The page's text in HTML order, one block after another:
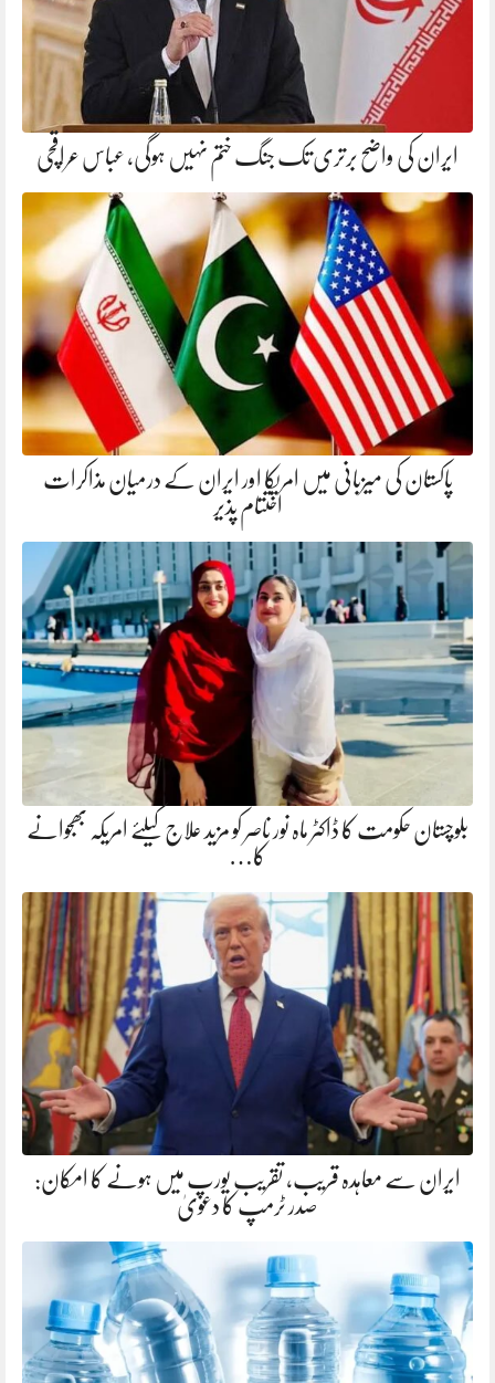
ایران کی واضح برتری تک جنگ ختم نہیں ہوگی، عباس عراقچی
پاکستان کی میزبانی میں امریکا اور ایران کے درمیان مذاکرات
اختتام پذیر
بلوچستان حکومت کا ڈاکٹر ماہ نور ناصر کو مزید علاج کیلئے امریکہ بھجوانے
کا…
ایران سے معاہدہ قریب، تقریب یورپ میں ہونے کا امکان:
صدر ٹرمپ کا دعویٰ